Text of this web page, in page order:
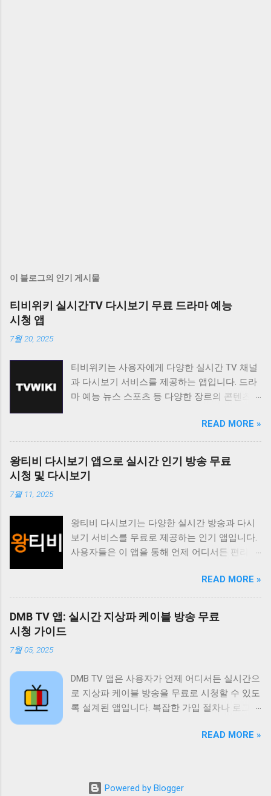
이 블로그의 인기 게시물
티비위키 실시간TV 다시보기 무료 드라마 예능
시청 앱
7월 20, 2025
티비위키는 사용자에게 다양한 실시간 TV 채널
과 다시보기 서비스를 제공하는 앱입니다. 드라
마 예능 뉴스 스포츠 등 다양한 장르의 콘텐츠를
적인 인터페이스를 통해 편리한 시청 환경을 제
공합니다. 티비위키는 바쁜 일상 속에서 놓친 프
로그램을 다시 보고 싶거나 실시간으로 즐겨보
고 싶은 채널을 시청하고 싶은 사용자에게 유용
한 앱입니다. 다양한 콘텐츠를 무료로 제공하며
원하는 콘텐츠를 쉽게 찾고 시청할 수 있도록 다
양한 기능을 제공합니다. 실시간 TV 시청 기능
은 사용자가 현재 방송 중인 채널을 바로 시청할
그램을 언제든지 다시 볼 수 있도록 제공합니다.
또한 즐겨찾기 기능을 통해 자주 시청하는 채널
이나 프로그램을 쉽게 접근할 수 있도록 돕고 검
적으로 업데이트와 개선을 진행하고 있습니다.
티비위키는 무료로 제공되는 다양한 콘텐츠 외
에도 사용자에게 최적화된 시청 환경을 제공하
기 위해 노력합니다. 사용자 인터페이스는 직관
적이고 사용하기 쉽게 설계되어 있으며 다양한
로 개선하고 있습니다. 티비위키는 단순한 TV
READ MORE »
왕티비 다시보기 앱으로 실시간 인기 방송 무료
시청 및 다시보기
7월 11, 2025
왕티비 다시보기는 다양한 실시간 방송과 다시
보기 서비스를 무료로 제공하는 인기 앱입니다.
사용자들은 이 앱을 통해 언제 어디서든 편리하
드라마 예능 스포츠 뉴스 등 다양한 장르의 콘텐
츠를 제공하여 사용자들의 폭넓은 취향을 만족
시키고 있습니다. 이 앱의 가장 큰 장점은 무료
라는 점입니다. 별도의 회원가입이나 결제 없이
방송 시청 기능은 물론 다시보기 기능도 제공하
여 놓친 방송을 언제든지 다시 볼 수 있습니다.
왕티비 다시보기는 사용자들에게 다양한 엔터
에 많은 사랑을 받고 있습니다. 사용자들은 이
의 콘텐츠를 제공하여 사용자들의 다양한 취향
READ MORE »
DMB TV 앱: 실시간 지상파 케이블 방송 무료
시청 가이드
7월 05, 2025
DMB TV 앱은 사용자가 언제 어디서든 실시간으
로 지상파 케이블 방송을 무료로 시청할 수 있도
록 설계된 앱입니다. 복잡한 가입 절차나 로그인
송 채널은 물론 다양한 케이블 채널과 DMB 채널
이 시청할 수 있도록 최적화되어 있으며 사용자
READ MORE »
Powered by Blogger